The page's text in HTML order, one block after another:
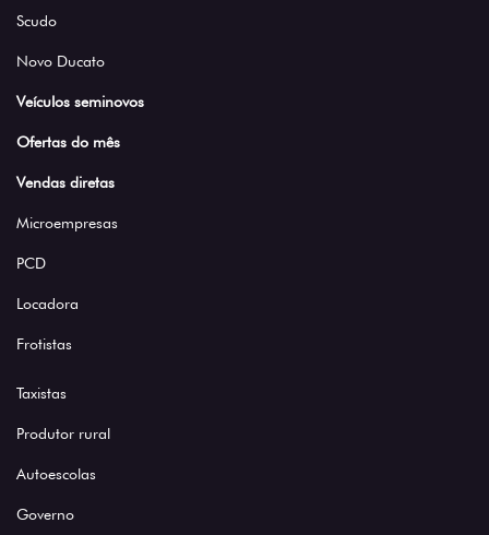
Scudo
Novo Ducato
Veículos seminovos
Ofertas do mês
Vendas diretas
Microempresas
PCD
Locadora
Frotistas
Taxistas
Produtor rural
Autoescolas
Governo